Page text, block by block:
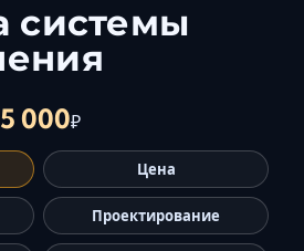
Керчь
Кисловодск
системы
000₽
Цена
Проектирование